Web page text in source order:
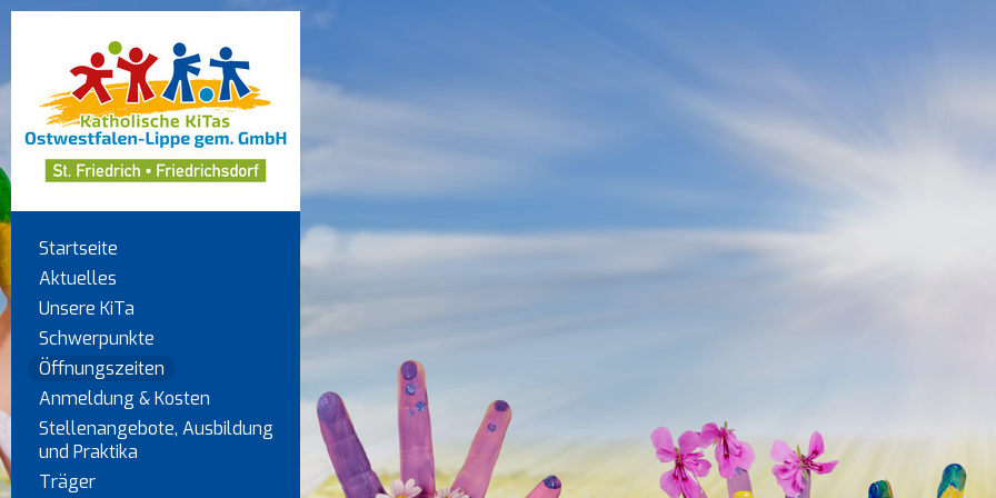
Startseite
Aktuelles
Unsere KiTa
Schwerpunkte
Öffnungszeiten
Anmeldung & Kosten
Stellenangebote, Ausbildung
und Praktika
Träger